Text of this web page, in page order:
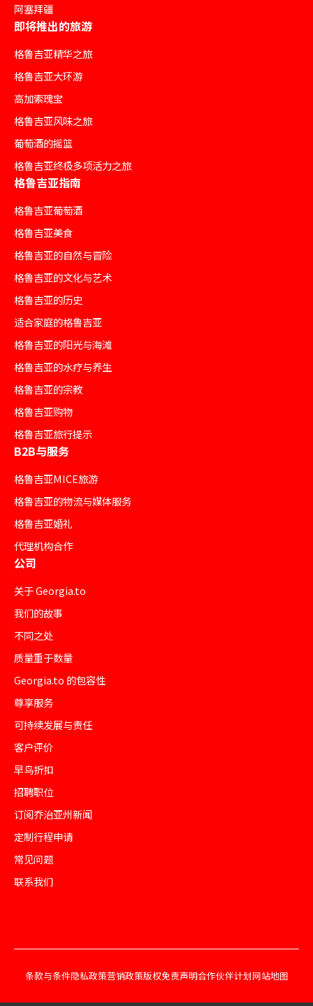
阿塞拜疆
即将推出的旅游
格鲁吉亚精华之旅
格鲁吉亚大环游
高加索瑰宝
格鲁吉亚风味之旅
葡萄酒的摇篮
格鲁吉亚终极多项活力之旅
格鲁吉亚指南
格鲁吉亚葡萄酒
格鲁吉亚美食
格鲁吉亚的自然与冒险
格鲁吉亚的文化与艺术
格鲁吉亚的历史
适合家庭的格鲁吉亚
格鲁吉亚的阳光与海滩
格鲁吉亚的水疗与养生
格鲁吉亚的宗教
格鲁吉亚购物
格鲁吉亚旅行提示
B2B与服务
格鲁吉亚MICE旅游
格鲁吉亚的物流与媒体服务
格鲁吉亚婚礼
代理机构合作
公司
关于 Georgia.to
我们的故事
不同之处
质量重于数量
Georgia.to 的包容性
尊享服务
可持续发展与责任
客户评价
早鸟折扣
招聘职位
订阅乔治亚州新闻
定制行程申请
常见问题
联系我们
条款与条件隐私政策营销政策版权免责声明合作伙伴计划网站地图